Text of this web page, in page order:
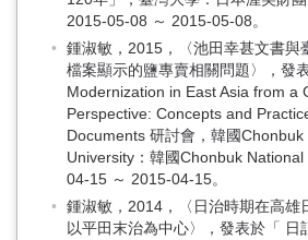
2015-05-08 ～ 2015-05-08。
鍾淑敏，2015，〈池田幸甚文書與
檔案顯示的鹽專賣相關問題〉，發
Modernization in East Asia from a
Perspective: Concepts and
Documents 研討會，韓國Chonbuk
University：韓國Chonbuk
04-15 ～ 2015-04-15。
鍾淑敏，2014，〈日治時期在高雄
以平田末治為中心〉，發表於「 日